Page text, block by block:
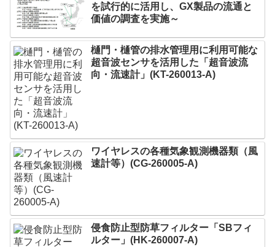
を試行的に活用し、GX製品の流通と
価値の調査を実施～
樋門・樋管の排水管理用に利用可能な
超音波センサを活用した「超音波流
向・流速計」(KT-260013-A)
ワイヤレスの各種気象観測機器類（風
速計等）(CG-260005-A)
侵食防止型防草フィルター「SBフィ
ルター」(HK-260007-A)